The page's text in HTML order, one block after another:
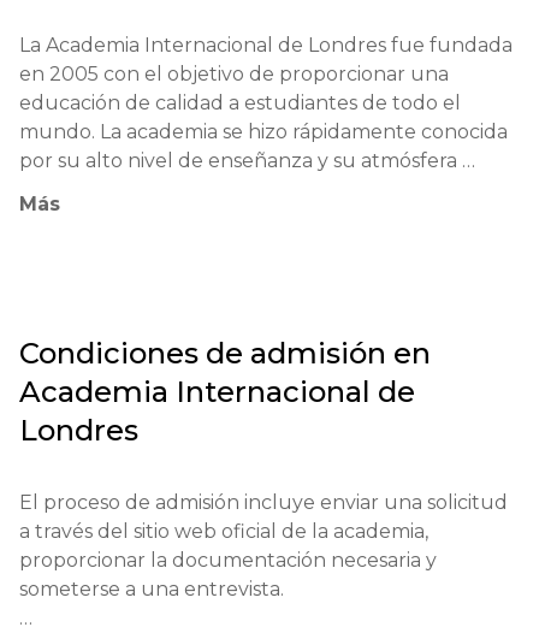
La Academia Internacional de Londres fue fundada
en 2005 con el objetivo de proporcionar una
educación de calidad a estudiantes de todo el
mundo. La academia se hizo rápidamente conocida
por su alto nivel de enseñanza y su atmósfera
utilizando tecnologías modernas y adoptando un
enfoque inclusivo para el aprendizaje.
ofreciendo programas que promueven el
desarrollo de habilidades de pensamiento crítico y
preparan a los estudiantes para la educación
superior.
Más
Condiciones de admisión en
Academia Internacional de
Londres
El proceso de admisión incluye enviar una solicitud
a través del sitio web oficial de la academia,
proporcionar la documentación necesaria y
someterse a una entrevista.